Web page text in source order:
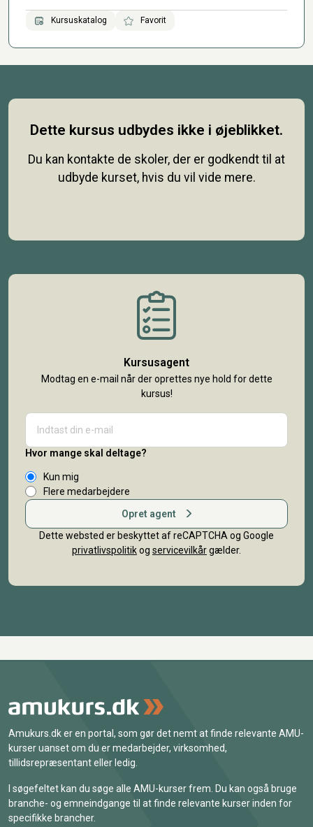
Kursuskatalog Favorit
Dette kursus udbydes ikke i øjeblikket.
Du kan kontakte de skoler, der er godkendt til at
udbyde kurset, hvis du vil vide mere.
Kursusagent
Modtag en e-mail når der oprettes nye hold for dette
kursus!
Hvor mange skal deltage?
Kun mig
Flere medarbejdere
Opret agent
Dette websted er beskyttet af reCAPTCHA og Google
privatlivspolitikog servicevilkårgælder.
Amukurs.dk er en portal, som gør det nemt at finde relevante AMU-
kurser uanset om du er medarbejder, virksomhed,
tillidsrepræsentant eller ledig.
I søgefeltet kan du søge alle AMU-kurser frem. Du kan også bruge
branche- og emneindgange til at finde relevante kurser inden for
specifikke brancher.